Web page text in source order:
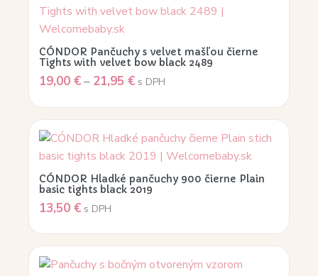
CÓNDOR Pančuchy s velvet mašľou čierne
Tights with velvet bow black 2489
19,00 €– 21,95 € s DPH
CÓNDOR Hladké pančuchy 900 čierne Plain
basic tights black 2019
13,50 € s DPH